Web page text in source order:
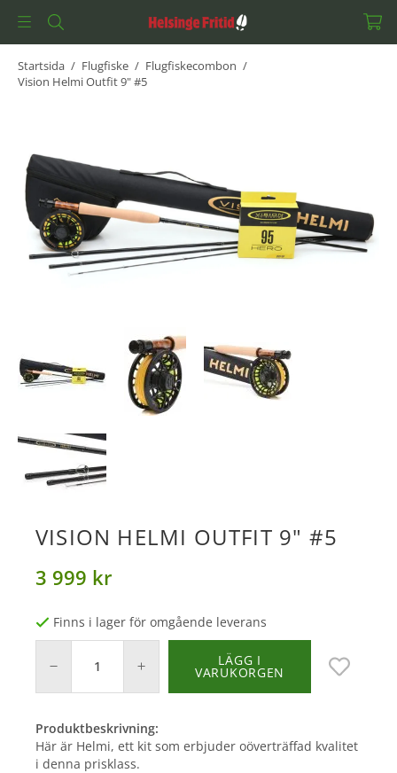
Startsida / Flugfiske / Flugfiskecombon /
Vision Helmi Outfit 9" #5
VISION HELMI OUTFIT 9" #5
3 999 kr
Finns i lager för omgående leverans
LÄGG I
VARUKORGEN
Produktbeskrivning:
Här är Helmi, ett kit som erbjuder oöverträffad kvalitet
i denna prisklass.